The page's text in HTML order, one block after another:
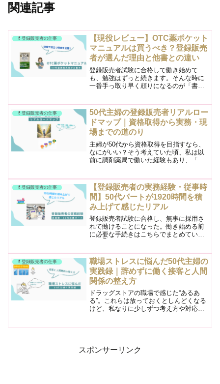
関連記事
💊登録販売者の仕事
【現役レビュー】OTC薬ポケット
マニュアルは買うべき？登録販売
者が選んだ理由と他書との違い
登録販売者試験に合格して働き始めて
も、勉強はずっと続きます。そんな時に
一番手っ取り早く頼りになるのが「書
OTC医薬品の知識は日々アップデートさ
れるし、接客中にパッと確認で...
💊登録販売者の仕事
50代主婦の登録販売者リアルロー
ドマップ｜資格取得から実務・現
場までの道のり
主婦が50代から資格取得を目指すなら、
なにがいい？そう考えていた頃、私は以
前に調剤薬局で働いた経験もあり、「登
ともあって、登録販売者試験に挑戦する
人は年々増えています。...
💊登録販売者の仕事
【登録販売者の実務経験・従事時
間】50代パートが1920時間を積
み上げて感じたリアル
​​登録販売者試験に合格し、無事に採用さ
れて働けることになった。働き始める前
に必要な手続きはこちらでまとめていま
した流れも紹介！販売従事者登録も済ま
せ、白衣を着てい...
💊登録販売者の仕事
職場ストレスに悩んだ50代主婦の
実践録｜辞めずに働く接客と人間
関係の整え方
ドラッグストアの職場で感じた“あるあ
る”。これらは放っておくとしんどくなる
けど、私なりに少しずつ考え方や対応を
スポンサーリンク